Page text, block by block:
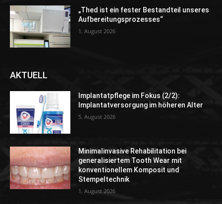
„Thed ist ein fester Bestandteil unseres
Aufbereitungsprozesses“
1. August 2026
AKTUELL
Implantatpflege im Fokus (2/2):
Implantatversorgung im höheren Alter
5. August 2026
Minimalinvasive Rehabilitation bei
generalisiertem Tooth Wear mit
konventionellem Komposit und
Stempeltechnik
1. August 2026